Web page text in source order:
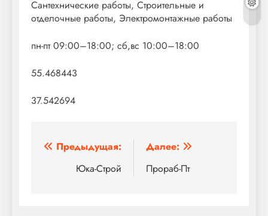
Сантехнические работы, Строительные и
отделочные работы, Электромонтажные работы
пн-пт 09:00–18:00; сб,вс 10:00–18:00
55.468443
37.542694
Навигация
Предыдущая:
Юка-Строй
Далее:
Прораб-Пт